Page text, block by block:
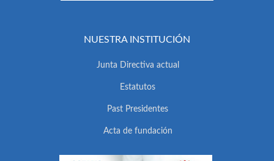
NUESTRA INSTITUCIÓN
Junta Directiva actual
Estatutos
Past Presidentes
Acta de fundación